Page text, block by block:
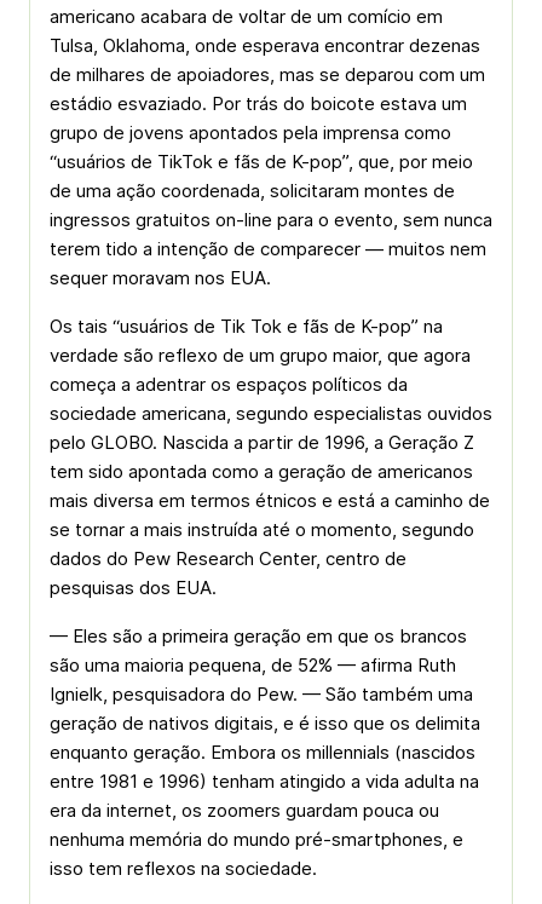
americano acabara de voltar de um comício em
Tulsa, Oklahoma, onde esperava encontrar dezenas
de milhares de apoiadores, mas se deparou com um
estádio esvaziado. Por trás do boicote estava um
grupo de jovens apontados pela imprensa como
“usuários de TikTok e fãs de K-pop”, que, por meio
de uma ação coordenada, solicitaram montes de
ingressos gratuitos on-line para o evento, sem nunca
terem tido a intenção de comparecer — muitos nem
sequer moravam nos EUA.
Os tais “usuários de Tik Tok e fãs de K-pop” na
verdade são reflexo de um grupo maior, que agora
começa a adentrar os espaços políticos da
sociedade americana, segundo especialistas ouvidos
pelo GLOBO. Nascida a partir de 1996, a Geração Z
tem sido apontada como a geração de americanos
mais diversa em termos étnicos e está a caminho de
se tornar a mais instruída até o momento, segundo
dados do Pew Research Center, centro de
pesquisas dos EUA.
— Eles são a primeira geração em que os brancos
são uma maioria pequena, de 52% — afirma Ruth
Ignielk, pesquisadora do Pew. — São também uma
geração de nativos digitais, e é isso que os delimita
enquanto geração. Embora os millennials (nascidos
entre 1981 e 1996) tenham atingido a vida adulta na
era da internet, os zoomers guardam pouca ou
nenhuma memória do mundo pré-smartphones, e
isso tem reflexos na sociedade.